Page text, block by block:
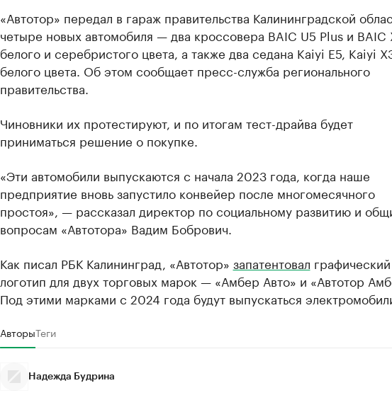
«Автотор» передал в гараж правительства Калининградской
четыре новых автомобиля — два кроссовера BAIC U5 Plus и BAIC
белого и серебристого цвета, а также два седана Kaiyi E5, Kaiyi
белого цвета. Об этом сообщает пресс-служба регионального
правительства.
Чиновники их протестируют, и по итогам тест-драйва будет
приниматься решение о покупке.
«Эти автомобили выпускаются с начала 2023 года, когда наше
предприятие вновь запустило конвейер после многомесячного
простоя», — рассказал директор по социальному развитию и
вопросам «Автотора» Вадим Бобрович.
Как писал РБК Калининград, «Автотор» запатентовал графический
логотип для двух торговых марок — «Амбер Авто» и «Автотор
Под этими марками с 2024 года будут выпускаться
АвторыТеги
Надежда Будрина